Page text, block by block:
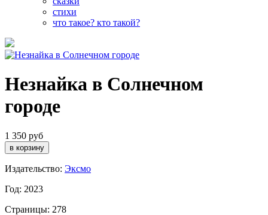
стихи
что такое? кто такой?
Незнайка в Солнечном
городе
1 350 руб
Издательство: Эксмо
Год: 2023
Страницы: 278